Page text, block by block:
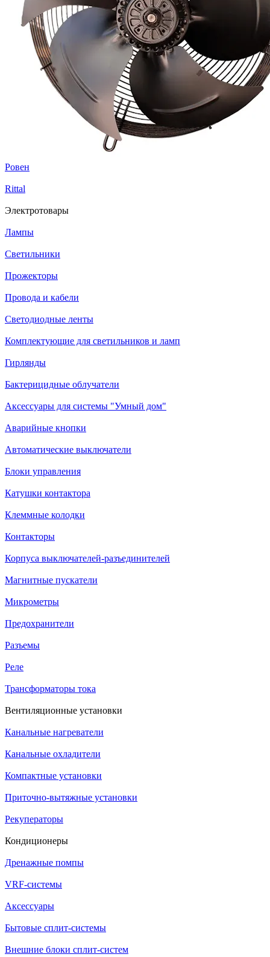
Ровен
Rittal
Электротовары
Лампы
Светильники
Прожекторы
Провода и кабели
Светодиодные ленты
Комплектующие для светильников и ламп
Гирлянды
Бактерицидные облучатели
Аксессуары для системы "Умный дом"
Аварийные кнопки
Автоматические выключатели
Блоки управления
Катушки контактора
Клеммные колодки
Контакторы
Корпуса выключателей-разъединителей
Магнитные пускатели
Микрометры
Предохранители
Разъемы
Реле
Трансформаторы тока
Вентиляционные установки
Канальные нагреватели
Канальные охладители
Компактные установки
Приточно-вытяжные установки
Рекуператоры
Кондиционеры
Дренажные помпы
VRF-системы
Аксессуары
Бытовые сплит-системы
Внешние блоки сплит-систем